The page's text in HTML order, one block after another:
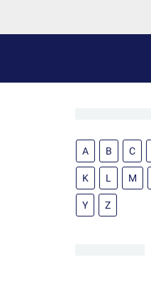
A B C
K L M
Y Z